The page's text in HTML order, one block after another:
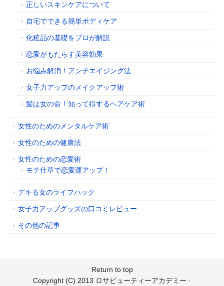
正しいスキンケアについて
自宅でできる簡単ボディケア
化粧品の基礎をプロが解説
恋愛がもたらす美容効果
お悩み解消！アンチエイジング法
女子力アップのメイクアップ術
髪は女の命！知って得するヘアケア術
女性のためのメンタルケア術
女性のための健康法
女性のための恋愛術
モテ仕草で恋愛運アップ！
デキる女のライフハック
女子力アップグッズの口コミレビュー
その他の記事
Return to top
Copyright (C) 2013 ロサビューティーアカデミー ·